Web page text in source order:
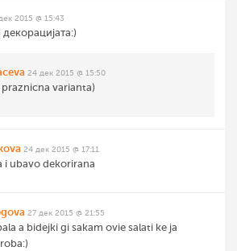
2015 @ 15:43
24 дек 2015 @ 15:50
praznicna varianta)
24 дек 2015 @ 17:11
i ubavo dekorirana
27 дек 2015 @ 21:55
a bidejki gi sakam ovie salati ke ja